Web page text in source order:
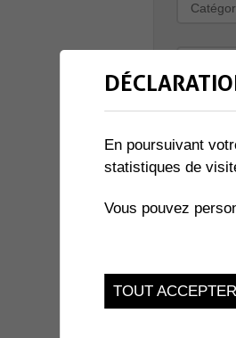
14
OCT.
En poursuivant
statistiques de
Vous pouvez
TOUT ACCEPTER